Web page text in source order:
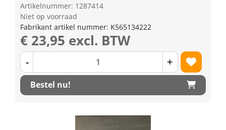
Artikelnummer: 1287414
Niet op voorraad
Fabrikant artikel nummer: K565134222
€ 23,95 excl. BTW
- +
Bestel nu!